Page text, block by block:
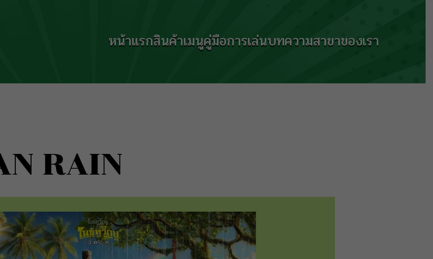
หน้าแรกสินค้าเมนูคู่มือการเล่นบทความสาขาของเรา
RAIN